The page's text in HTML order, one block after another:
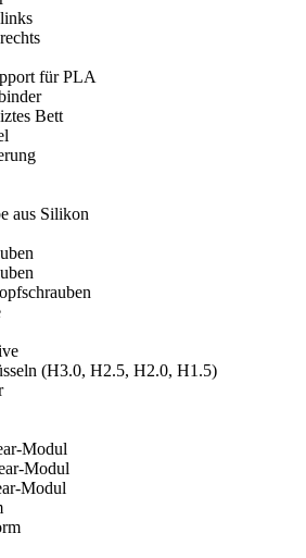
für PLA
Bett
aus Silikon
(H3.0, H2.5, H2.0, H1.5)
Modul
Modul
Modul